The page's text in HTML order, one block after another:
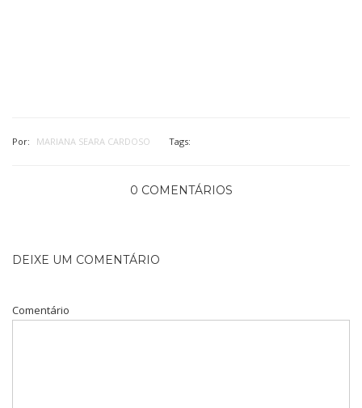
Por: MARIANA SEARA CARDOSO Tags:
0 COMENTÁRIOS
DEIXE UM COMENTÁRIO
Comentário